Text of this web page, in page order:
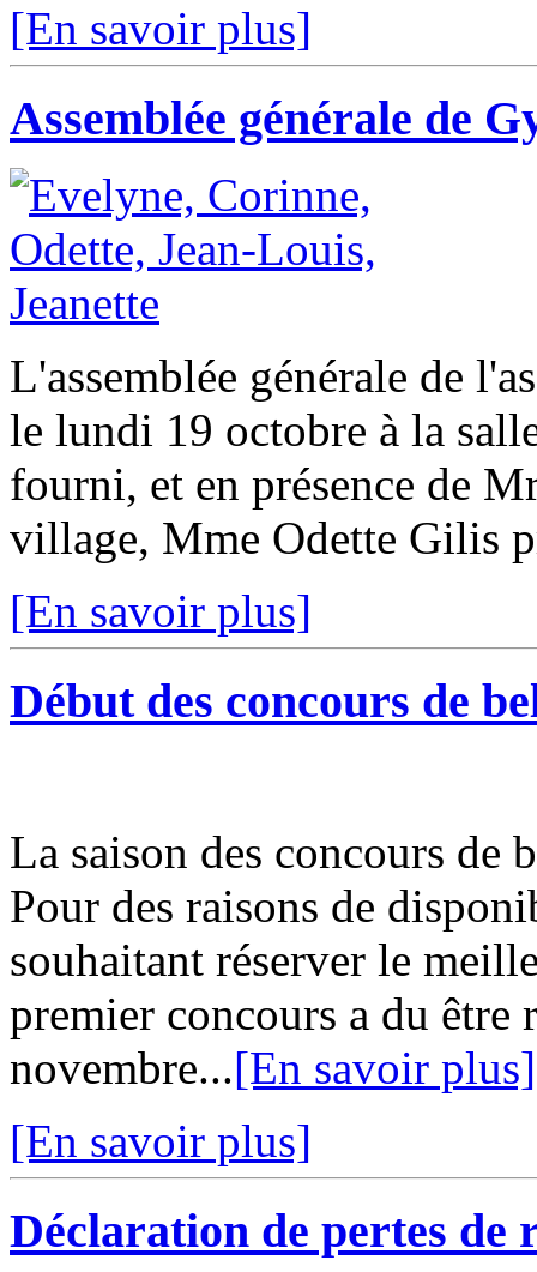
[En savoir plus]
Assemblée générale de
L'assemblée générale de
le lundi 19 octobre à la
fourni, et en présence de
village, Mme Odette Gilis
[En savoir plus]
Début des concours de
La saison des concours de
Pour des raisons de
souhaitant réserver le
premier concours a du être
novembre...[En savoir plus]
[En savoir plus]
Déclaration de pertes de